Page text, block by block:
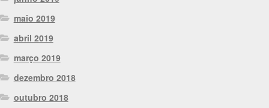
maio 2019
abril 2019
março 2019
dezembro 2018
outubro 2018